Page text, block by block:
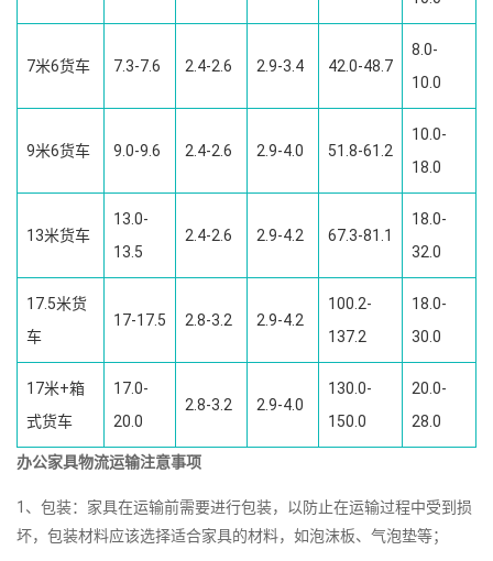
7米6货车 7.3-7.6 2.4-2.6 2.9-3.4 42.0-48.7
8.0-
10.0
9米6货车 9.0-9.6 2.4-2.6 2.9-4.0 51.8-61.2
10.0-
18.0
13米货车
13.0-
13.5
2.4-2.6 2.9-4.2 67.3-81.1
18.0-
32.0
17.5米货
车
17-17.5 2.8-3.2 2.9-4.2
100.2-
137.2
18.0-
30.0
17米+箱
式货车
17.0-
20.0
2.8-3.2 2.9-4.0
130.0-
150.0
20.0-
28.0
办公家具物流运输注意事项
1、包装：家具在运输前需要进行包装，以防止在运输过程中受到损
坏，包装材料应该选择适合家具的材料，如泡沫板、气泡垫等；